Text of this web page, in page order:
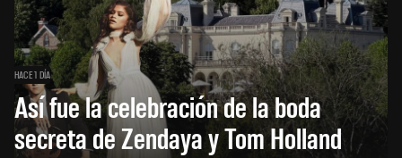
HACE 1 DÍA
Así fue la celebración de la boda
secreta de Zendaya y Tom Holland